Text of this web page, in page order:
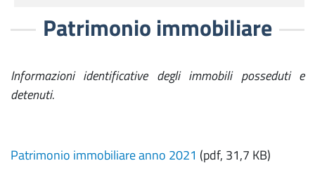
Patrimonio immobiliare
Informazioni identificative degli immobili posseduti e
detenuti.
Patrimonio immobiliare anno 2021 (pdf, 31,7 KB)